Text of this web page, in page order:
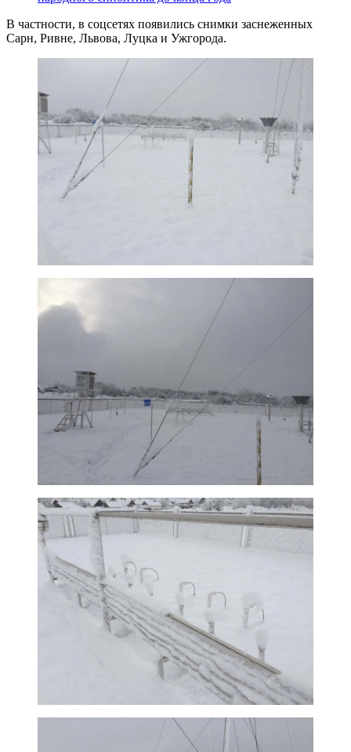
В частности, в соцсетях появились снимки заснеженных
Сарн, Ривне, Львова, Луцка и Ужгорода.